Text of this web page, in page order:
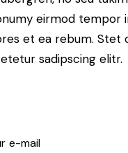
eirmod
et ea rebum.
sadipscing elitr.